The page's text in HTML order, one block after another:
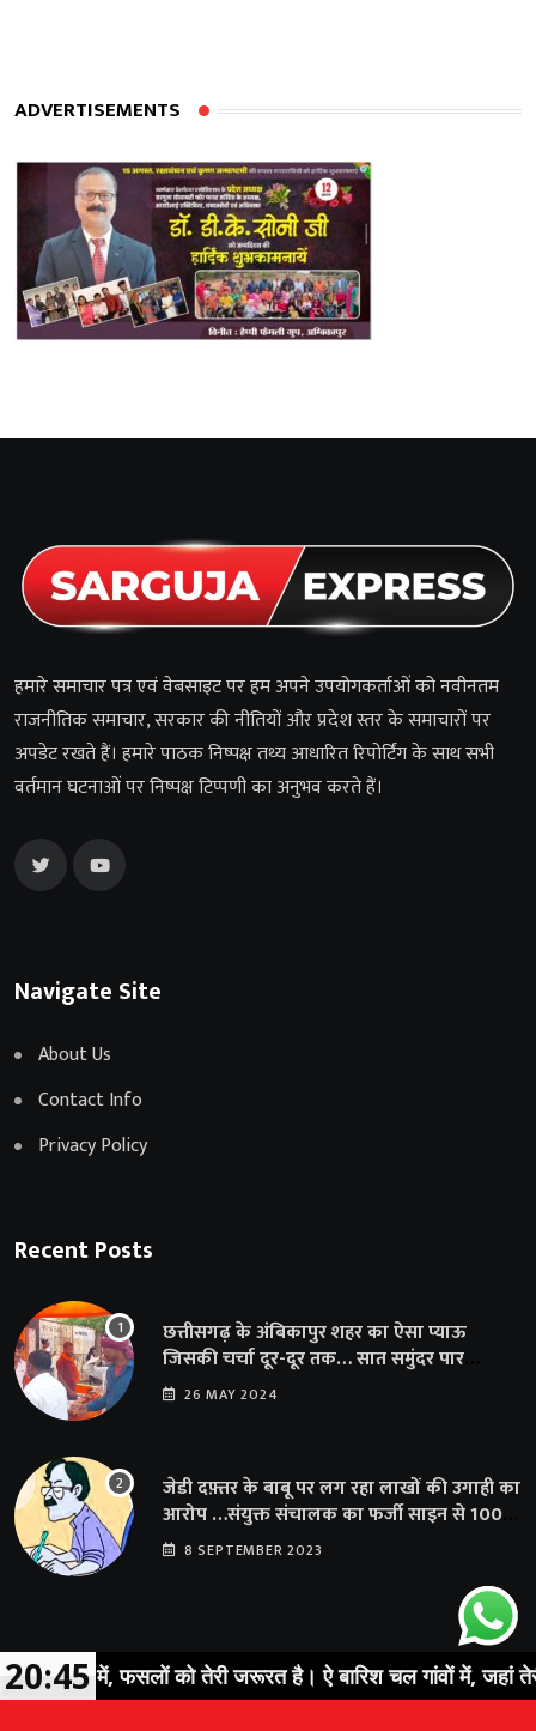
ADVERTISEMENTS
हमारे समाचार पत्र एवं वेबसाइट पर हम अपने उपयोगकर्ताओं को नवीनतम
राजनीतिक समाचार, सरकार की नीतियों और प्रदेश स्तर के समाचारों पर
अपडेट रखते हैं। हमारे पाठक निष्पक्ष तथ्य आधारित रिपोर्टिंग के साथ सभी
वर्तमान घटनाओं पर निष्पक्ष टिप्पणी का अनुभव करते हैं।
Navigate Site
About Us
Contact Info
Privacy Policy
Recent Posts
छत्तीसगढ़ के अंबिकापुर शहर का ऐसा प्याऊ
जिसकी चर्चा दूर-दूर तक… सात समुंदर पार
अमेरिका से भी पहुंचा सहयोग
26 MAY 2024
जेडी दफ़्तर के बाबू पर लग रहा लाखों की उगाही का
आरोप …संयुक्त संचालक का फर्जी साइन से 100
शिक्षकों क़ो थमाया संशोधन आदेश
8 SEPTEMBER 2023
में, फसलों को तेरी जरूरत है। ऐ बारिश चल गांवों में, जहां तेरी
20:45